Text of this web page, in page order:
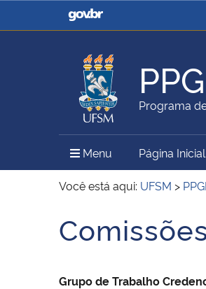
Casa Civil
Ministério da Agricultura,
Pecuária e Abastecimento
Ministério do Meio Ambiente
Secretaria de Governo
Programa
Menu Menu Principal
Página Inicial
Você está aqui: UFSM >
Início do conteúdo
Grupo de Trabalho